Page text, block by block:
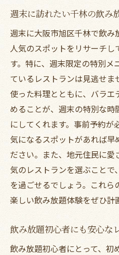
木の香りが広がる
インテリアに込め
大阪市旭区千林での飲
すすめ情報
千林での飲み放題
コスパ抜群の飲み
飲み放題を満喫す
地元のイベント情
飲み放題をより楽
千林での飲み放題
ティ
訪れる人々を歓迎する
初めての来店でも
温かいおもてなし
週末に訪れたい千林の飲み
週末に大阪市旭区千林で飲
人気のスポットをリサーチ
す。特に、週末限定の特別メ
ているレストランは見逃せ
使った料理とともに、バラエ
めることが、週末の特別な
にしてくれます。事前予約が
気になるスポットがあれば早
ださい。また、地元住民に
気のレストランを選ぶことで
を過ごせるでしょう。これら
楽しい飲み放題体験をぜひ計
飲み放題初心者にも安心な
飲み放題初心者にとって、初